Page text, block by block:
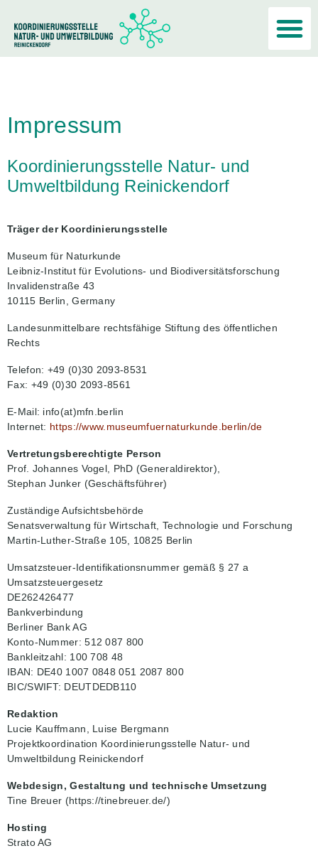
Impressum
Koordinierungsstelle Natur- und
Umweltbildung Reinickendorf
Träger der Koordinierungsstelle
Museum für Naturkunde
Leibniz-Institut für Evolutions- und Biodiversitätsforschung
Invalidenstraße 43
10115 Berlin, Germany
Landesunmittelbare rechtsfähige Stiftung des öffentlichen
Rechts
Telefon: +49 (0)30 2093-8531
Fax: +49 (0)30 2093-8561
E-Mail: info(at)mfn.berlin
Internet: https://www.museumfuernaturkunde.berlin/de
Vertretungsberechtigte Person
Prof. Johannes Vogel, PhD (Generaldirektor),
Stephan Junker (Geschäftsführer)
Zuständige Aufsichtsbehörde
Senatsverwaltung für Wirtschaft, Technologie und Forschung
Martin-Luther-Straße 105, 10825 Berlin
Umsatzsteuer-Identifikationsnummer gemäß § 27 a
Umsatzsteuergesetz
DE262426477
Bankverbindung
Berliner Bank AG
Konto-Nummer: 512 087 800
Bankleitzahl: 100 708 48
IBAN: DE40 1007 0848 051 2087 800
BIC/SWIFT: DEUTDEDB110
Redaktion
Lucie Kauffmann, Luise Bergmann
Projektkoordination Koordinierungsstelle Natur- und
Umweltbildung Reinickendorf
Webdesign, Gestaltung und technische Umsetzung
Tine Breuer (https://tinebreuer.de/)
Hosting
Strato AG